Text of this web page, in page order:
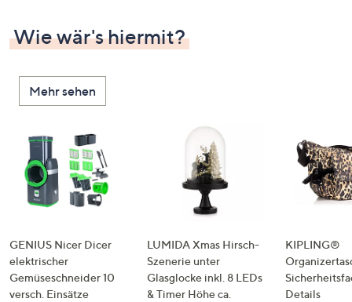
Wie wär's hiermit?
Mehr sehen
GENIUS Nicer Dicer
elektrischer
Gemüseschneider 10
versch. Einsätze
LUMIDA Xmas Hirsch-
Szenerie unter
Glasglocke inkl. 8 LEDs
& Timer Höhe ca.
KIPLING®
Details